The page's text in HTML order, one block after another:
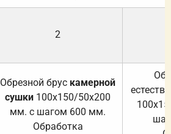
2
Обрезной брус камерной
сушки 100х150/50х200
мм. с шагом 600 мм.
Обработка